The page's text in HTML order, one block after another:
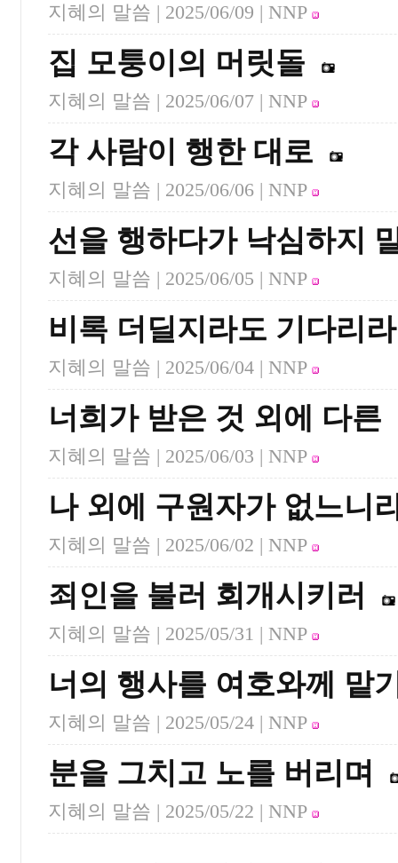
지혜의 말씀 | 2025/06/09 | NNP
집 모퉁이의 머릿돌
지혜의 말씀 | 2025/06/07 | NNP
각 사람이 행한 대로
지혜의 말씀 | 2025/06/06 | NNP
선을 행하다가 낙심하지
지혜의 말씀 | 2025/06/05 | NNP
비록 더딜지라도 기다리라
지혜의 말씀 | 2025/06/04 | NNP
너희가 받은 것 외에 다른
지혜의 말씀 | 2025/06/03 | NNP
나 외에 구원자가 없느니
지혜의 말씀 | 2025/06/02 | NNP
죄인을 불러 회개시키러
지혜의 말씀 | 2025/05/31 | NNP
너의 행사를 여호와께 맡
지혜의 말씀 | 2025/05/24 | NNP
분을 그치고 노를 버리며
지혜의 말씀 | 2025/05/22 | NNP